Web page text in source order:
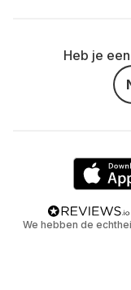
Heb je
We hebben de